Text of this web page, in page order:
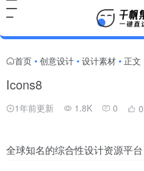
首页 • 创意设计 • 设计素材 • 正文
Icons8
1年前更新 1.8K 0 0
全球知名的综合性设计资源平台